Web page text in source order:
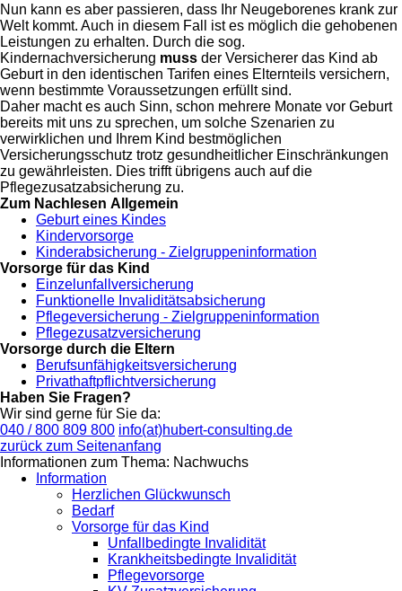
Nun kann es aber passieren, dass Ihr Neugeborenes krank zur
Welt kommt. Auch in diesem Fall ist es möglich die gehobenen
Leistungen zu erhalten. Durch die sog.
Kindernachversicherung muss der Versicherer das Kind ab
Geburt in den identischen Tarifen eines Elternteils versichern,
wenn bestimmte Voraussetzungen erfüllt sind.
Daher macht es auch Sinn, schon mehrere Monate vor Geburt
bereits mit uns zu sprechen, um solche Szenarien zu
verwirklichen und Ihrem Kind bestmöglichen
Versicherungsschutz trotz gesundheitlicher Einschränkungen
zu gewährleisten. Dies trifft übrigens auch auf die
Pflegezusatzabsicherung zu.
Zum Nachlesen Allgemein
Geburt eines Kindes
Kindervorsorge
Kinderabsicherung - Zielgruppeninformation
Vorsorge für das Kind
Einzelunfallversicherung
Funktionelle Invaliditätsabsicherung
Pflegeversicherung - Zielgruppeninformation
Pflegezusatzversicherung
Vorsorge durch die Eltern
Berufsunfähigkeitsversicherung
Privathaftpflichtversicherung
Haben Sie Fragen?
Wir sind gerne für Sie da:
040 / 800 809 800 info(at)hubert-consulting.de
zurück zum Seitenanfang
Informationen zum Thema: Nachwuchs
Information
Herzlichen Glückwunsch
Bedarf
Vorsorge für das Kind
Unfallbedingte Invalidität
Krankheitsbedingte Invalidität
Pflegevorsorge